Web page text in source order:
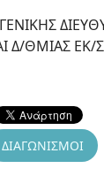
Δ/ΘΜΙΑΣ ΕΚ/
ΔΙΑΓΩΝΙΣΜΟΙ